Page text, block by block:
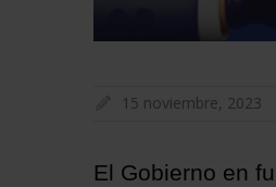
15 noviembre, 2023
El Gobierno en